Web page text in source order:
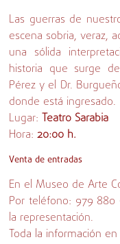
Las guerras de
escena sobria, veraz,
una sólida
historia que surge
Pérez y el Dr.
donde está ingresado.
Lugar:Teatro Sarabia
Hora:20:00 h.
Venta de entradas
En el Museo de Arte
Por teléfono: 979
la representación.
Toda la información en